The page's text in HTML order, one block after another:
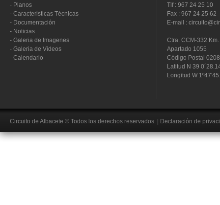
- Planos
- Caracteristicas Técnicas
- Documentación
- Noticias
- Galeria de Imagenes
- Galeria de Videos
- Calendario
Tlf : 967 24 25 10
Fax : 967 24 25 62
E-mail :
Ctra. CCM-332
Apartado 1055
Código Postal
Latitud N 39
Longitud W
Circuito de Albacete © Todos los derechos reservados. Declaración de